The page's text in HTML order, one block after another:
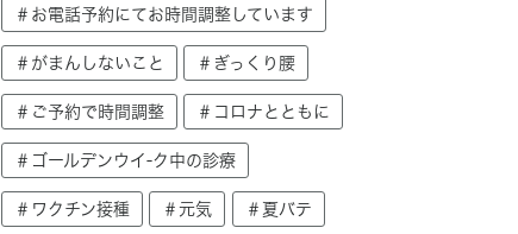
＃お電話予約にてお時間調整しています
＃がまんしないこと ＃ぎっくり腰
＃ご予約で時間調整 ＃コロナとともに
＃ゴールデンウイ-ク中の診療
＃ワクチン接種 ＃元気 ＃夏バテ